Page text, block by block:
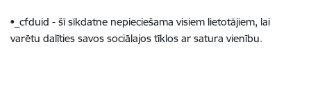
•_cfduid - šī sīkdatne nepieciešama visiem lietotājiem, lai
varētu dalīties savos sociālajos tīklos ar satura vienību.